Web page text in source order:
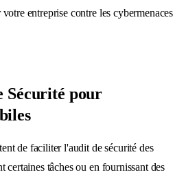
entreprise contre les cybermenaces
Sécurité pour
de faciliter l'audit de sécurité des
certaines tâches ou en fournissant des